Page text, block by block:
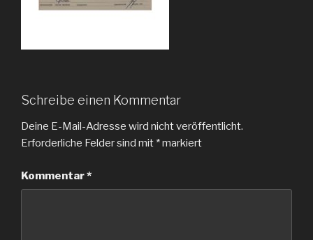
Schreibe einen Kommentar
Deine E-Mail-Adresse wird nicht veröffentlicht.
Erforderliche Felder sind mit *markiert
Kommentar*